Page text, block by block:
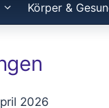
Körper &
2026